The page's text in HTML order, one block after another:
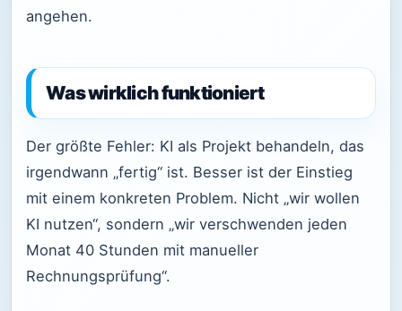
angehen.
Was wirklich funktioniert
Der größte Fehler: KI als Projekt behandeln, das
irgendwann „fertig“ ist. Besser ist der Einstieg
mit einem konkreten Problem. Nicht „wir wollen
KI nutzen“, sondern „wir verschwenden jeden
Monat 40 Stunden mit manueller
Rechnungsprüfung“.